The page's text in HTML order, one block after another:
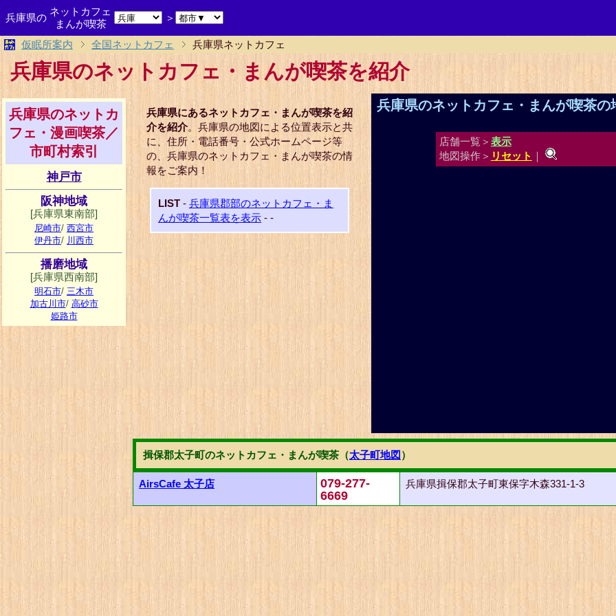
仮眠所案内 全国ネットカフェ 兵庫県ネットカフェ
兵庫県のネットカフェ・まんが喫茶を紹介
兵庫県にあるネットカフェ・まんが喫茶を紹
介を紹介。兵庫県の地図による位置表示と共
に、住所・電話番号・公式ホームページ等
の、兵庫県のネットカフェ・まんが喫茶の情
報をご案内！
LIST - 兵庫県郡部のネットカフェ・ま
んが喫茶一覧表を表示 - -
兵庫県のネットカフェ・まんが喫茶の
店舗一覧＞ 表示
地図操作＞ リセット ｜
兵庫県のネットカ
フェ・漫画喫茶／
市町村索引
神戸市
阪神地域
[兵庫県東南部]
尼崎市/ 西宮市
伊丹市/ 川西市
播磨地域
[兵庫県西南部]
明石市/ 三木市
加古川市/ 高砂市
姫路市
揖保郡太子町のネットカフェ・まんが喫茶（太子町地図 ）
AirsCafe 太子店
079-277-
6669
兵庫県揖保郡太子町東保字木森331-1-3
兵庫県の
ネットカフェ
まんが喫茶
＞